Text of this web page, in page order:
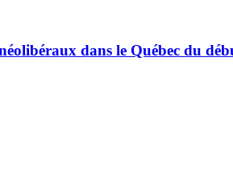
dans le Québec du